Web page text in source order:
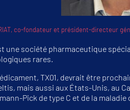
co-fondateur et président-directeur
une société pharmaceutique
rares.
TX01, devrait être
mais aussi aux États-Unis, au
Pick de type C et de la maladie